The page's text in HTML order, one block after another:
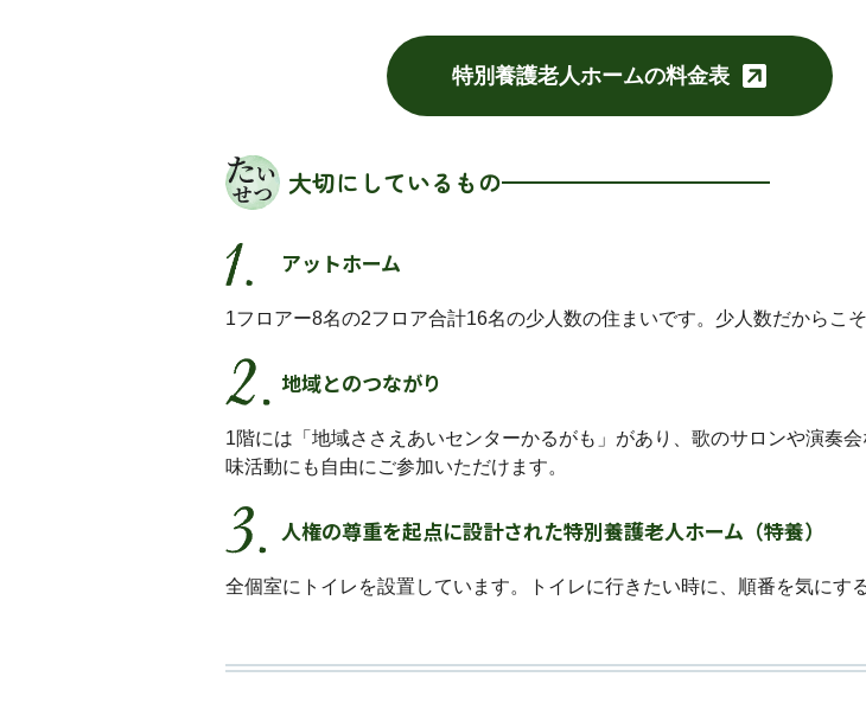
特別養護老人ホームの料金表
大切にしているもの
アットホーム
1フロアー8名の2フロア合計16名の少人数の住まいです。少人数だからこ
地域とのつながり
1階には「地域ささえあいセンターかるがも」があり、歌のサロンや演奏
味活動にも自由にご参加いただけます。
人権の尊重を起点に設計された特別養護老人ホーム（特養）
全個室にトイレを設置しています。トイレに行きたい時に、順番を気にす